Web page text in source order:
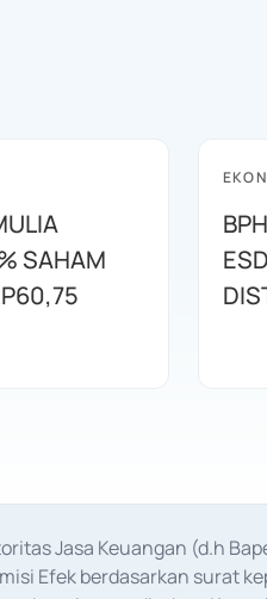
SAHAM
Jasa Keuangan (d.h
Efek berdasarkan surat